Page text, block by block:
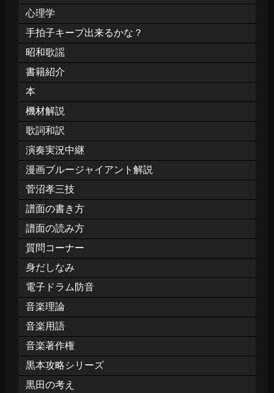
心理学
手拍子キープ出来るかな？
昭和歌謡
書籍紹介
本
機材解説
歌詞和訳
演奏実況中継
漫画ブルージャイアント解説
菅沼孝三技
譜面の書き方
譜面の読み方
質問コーナー
身だしなみ
電子ドラム防音
音楽理論
音楽用語
音楽著作権
黒本攻略シリーズ
黒田の考え